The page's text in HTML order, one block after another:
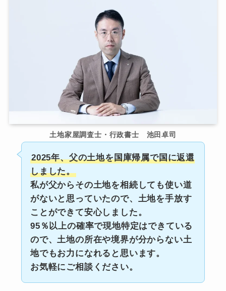
土地家屋調査士・行政書士 池田卓司
2025年、父の土地を国庫帰属で国に返還
しました。
私が父からその土地を相続しても使い道
がないと思っていたので、土地を手放す
ことができて安心しました。
95％以上の確率で現地特定はできている
ので、土地の所在や境界が分からない土
地でもお力になれると思います。
お気軽にご相談ください。